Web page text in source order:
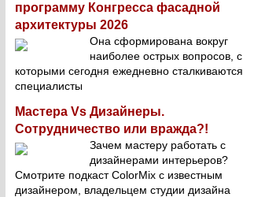
программу Конгресса фасадной
архитектуры 2026
Она сформирована вокруг
наиболее острых вопросов, с
которыми сегодня ежедневно сталкиваются
специалисты
Мастера Vs Дизайнеры.
Сотрудничество или вражда?!
Зачем мастеру работать с
дизайнерами интерьеров?
Смотрите подкаст ColorMix с известным
дизайнером, владельцем студии дизайна